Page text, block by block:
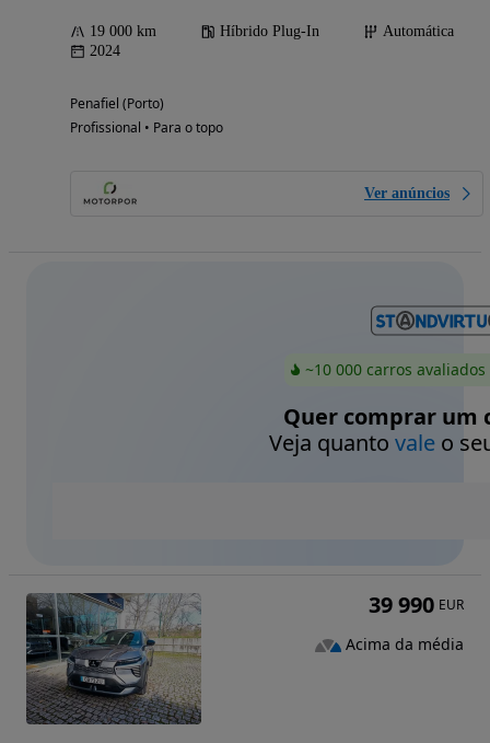
19 000 km Híbrido Plug-In
Automática
2024
Penafiel (Porto)
Profissional • Para o topo
Ver anúncios
~10 000 carros
Quer comprar um
Veja quanto valeo
39 990 EUR
Acima da média